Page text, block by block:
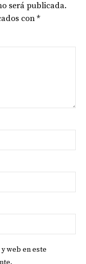
será publicada.
con *
web en este